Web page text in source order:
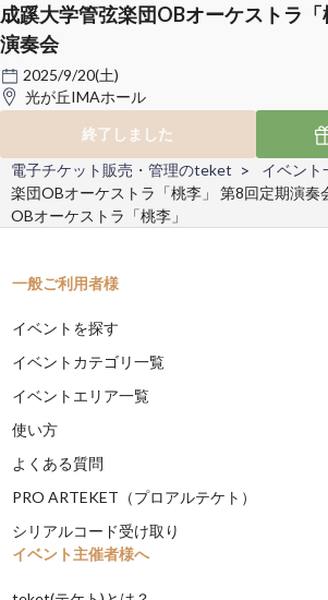
成蹊大学管弦楽団OBオーケストラ
演奏会
2025/9/20(土)
光が丘IMAホール
終了しました
電子チケット販売・管理のteket イベント
楽団OBオーケストラ「桃李」 第8回定期演奏
OBオーケストラ「桃李」
一般ご利用者様
イベントを探す
イベントカテゴリ一覧
イベントエリア一覧
使い方
よくある質問
PRO ARTEKET（プロアルテケト）
シリアルコード受け取り
イベント主催者様へ